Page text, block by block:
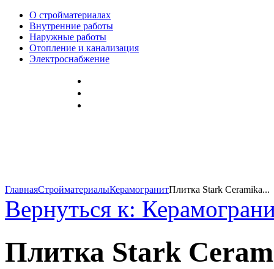
О стройматериалах
Внутренние работы
Наружные работы
Отопление и канализация
Электроснабжение
ГлавнаяСтройматериалыКерамогранитПлитка Stark Ceramika...
Вернуться к:
Плитка Stark